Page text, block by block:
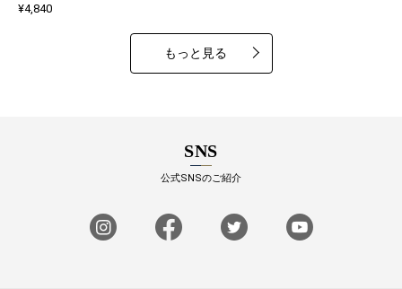
¥4,840
もっと見る
SNS
公式SNSのご紹介